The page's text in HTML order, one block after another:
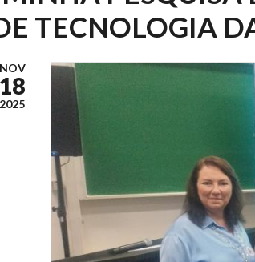
TECNOLOGIA
NOV
18
2025